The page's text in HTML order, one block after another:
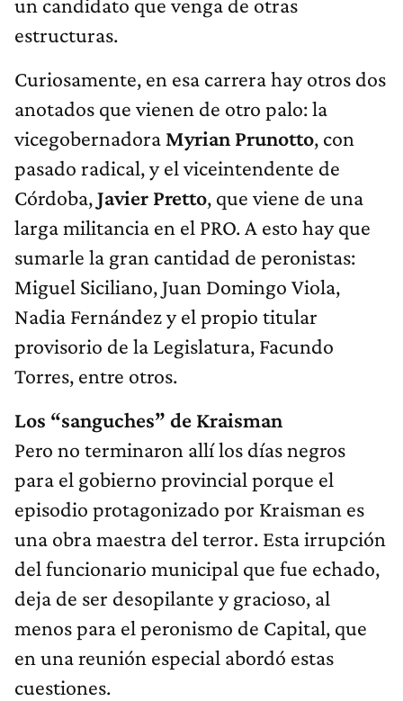
un candidato que venga de otras
estructuras.
Curiosamente, en esa carrera hay otros dos
anotados que vienen de otro palo: la
vicegobernadora Myrian Prunotto, con
pasado radical, y el viceintendente de
Córdoba,Javier Pretto, que viene de una
larga militancia en el PRO. A esto hay que
sumarle la gran cantidad de peronistas:
Miguel Siciliano, Juan Domingo Viola,
Nadia Fernández y el propio titular
provisorio de la Legislatura, Facundo
Torres, entre otros.
Los “sanguches” de Kraisman
Pero no terminaron allí los días negros
para el gobierno provincial porque el
episodio protagonizado por Kraisman es
una obra maestra del terror. Esta irrupción
del funcionario municipal que fue echado,
deja de ser desopilante y gracioso, al
menos para el peronismo de Capital, que
en una reunión especial abordó estas
cuestiones.